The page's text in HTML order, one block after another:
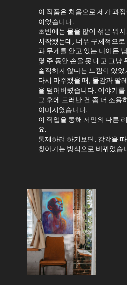
이 작품은 처음으로 제가 과
이었습니다.
초반에는 물을 많이 섞은 워
시작했는데, 너무 구체적으로
과 무게를 안고 있는 나이든
몇 주 동안 손을 못 대고 그냥
솔직하지 않다는 느낌이 있었
다시 마주했을 때, 물감과 팔
을 덮어버렸습니다. 이야기를
그 후에 드러난 건 좀 더 조용
이미지였습니다.
이 작업을 통해 저만의 다른
요.
통제하려 하기보단, 감각을
찾아가는 방식으로 바뀌었습